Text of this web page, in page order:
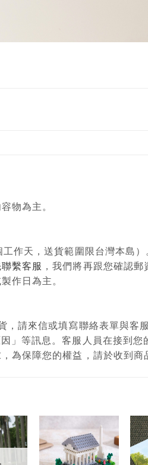
物為主。
作天，送貨範圍限台灣本島）
繫客服 ，我們將再跟您確認郵
作日為主。
請來信或填寫聯絡表單與客
」等訊息。客服人員在接到您
為保障您的權益，請於收到商
加入
加入
「願